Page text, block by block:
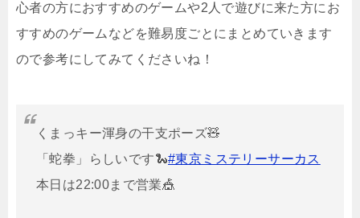
心者の方におすすめのゲームや2人で遊びに来た方にお
すすめのゲームなどを難易度ごとにまとめていきます
ので参考にしてみてくださいね！
くまっキー渾身の干支ポーズ🧸
「蛇拳」らしいです🐍#東京ミステリーサーカス
本日は22:00まで営業🎪